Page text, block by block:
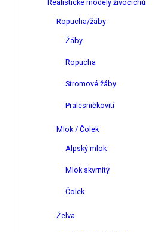
Realistické modely živočichů
Ropucha/žáby
Žáby
Ropucha
Stromové žáby
Pralesničkovití
Mlok / Čolek
Alpský mlok
Mlok skvrnitý
Čolek
Želva